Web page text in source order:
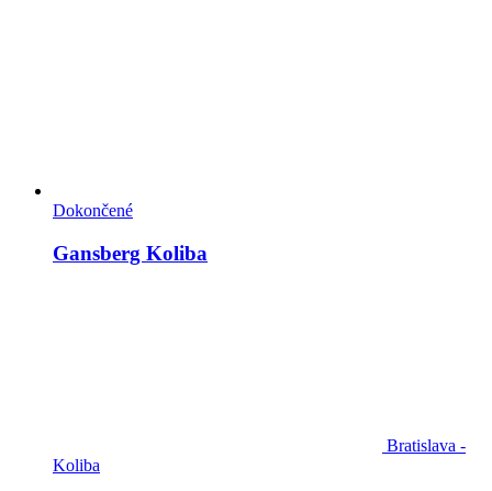
Dokončené
Gansberg Koliba
Bratislava -
Koliba